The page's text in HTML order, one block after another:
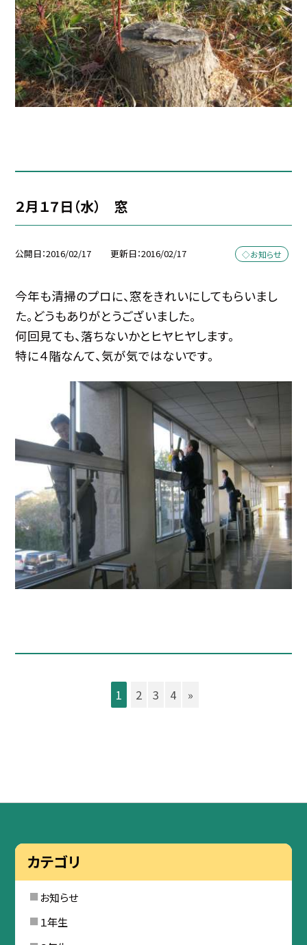
２月１７日（水） 窓
公開日 2016/02/17 更新日 2016/02/17 ◇お知らせ
今年も清掃のプロに、窓をきれいにしてもらいまし
た。どうもありがとうございました。
何回見ても、落ちないかとヒヤヒヤします。
特に４階なんて、気が気ではないです。
1 2 3 4 »
カテゴリ
お知らせ
１年生